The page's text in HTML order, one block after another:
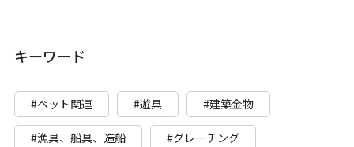
キーワード
#ペット関連 #遊具 #建築金物
#漁具、船具、造船 #グレーチング